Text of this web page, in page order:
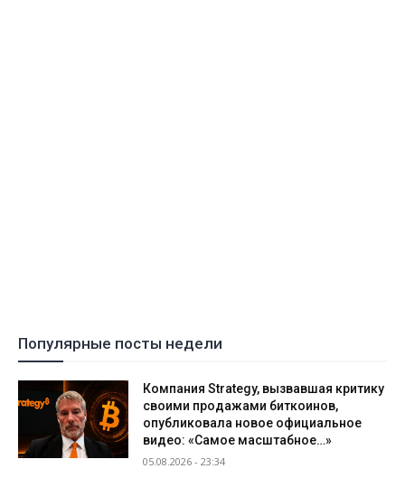
Популярные посты недели
Компания Strategy, вызвавшая критику
своими продажами биткоинов,
опубликовала новое официальное
видео: «Самое масштабное…»
05.08.2026 - 23:34